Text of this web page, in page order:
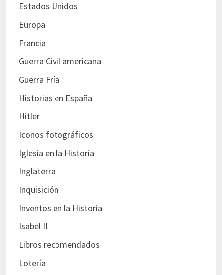
Estados Unidos
Europa
Francia
Guerra Civil americana
Guerra Fría
Historias en España
Hitler
Iconos fotográficos
Iglesia en la Historia
Inglaterra
Inquisición
Inventos en la Historia
Isabel II
Libros recomendados
Lotería